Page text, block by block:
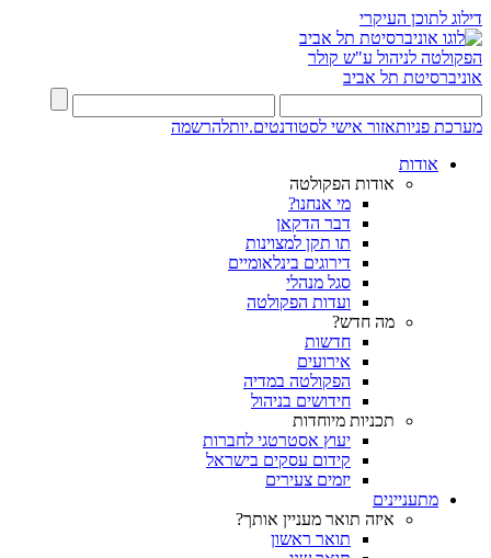
דילוג לתוכן העיקרי
הפקולטה לניהול ע"ש קולר
אוניברסיטת תל אביב
מערכת פניותאזור אישי לסטודנטים.יותלהרשמה
אודות
אודות הפקולטה
מי אנחנו?
דבר הדקאן
תו תקן למצוינות
דירוגים בינלאומיים
סגל מנהלי
ועדות הפקולטה
מה חדש?
חדשות
אירועים
הפקולטה במדיה
חידושים בניהול
תכניות מיוחדות
יעוץ אסטרטגי לחברות
קידום עסקים בישראל
יזמים צעירים
מתעניינים
איזה תואר מעניין אותך?
תואר ראשון